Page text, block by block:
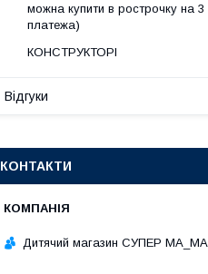
можна купити в рострочку на 3
платежа)
КОНСТРУКТОРІ
Відгуки
КОНТАКТИ
Дитячий магазин СУПЕР МА_МА